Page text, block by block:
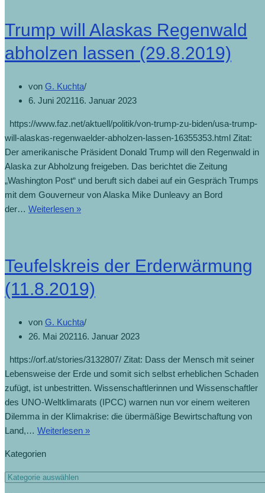
Trump will Alaskas Regenwald
abholzen lassen (29.8.2019)
von G. Kuchta
6. Juni 202116. Januar 2023
https://www.faz.net/aktuell/politik/von-trump-zu-biden/usa-trump-
will-alaskas-regenwaelder-abholzen-lassen-16355353.html Zitat:
Der amerikanische Präsident Donald Trump will den Regenwald in
Alaska zur Abholzung freigeben. Das berichtet die Zeitung
„Washington Post“ und beruft sich dabei auf ein Gespräch Trumps
mit dem Gouverneur von Alaska Mike Dunleavy an Bord
der… Weiterlesen »
Teufelskreis der Erderwärmung
(11.8.2019)
von G. Kuchta
26. Mai 202116. Januar 2023
https://orf.at/stories/3132807/ Zitat: Dass der Mensch mit seiner
Lebensweise der Erde und somit sich selbst erheblichen Schaden
zufügt, ist unbestritten. Wissenschaftlerinnen und Wissenschaftler
des UNO-Weltklimarats (IPCC) warnen nun vor einem weiteren
Dilemma in der Klimakrise: die übermäßige Bewirtschaftung von
Land,… Weiterlesen »
Kategorien